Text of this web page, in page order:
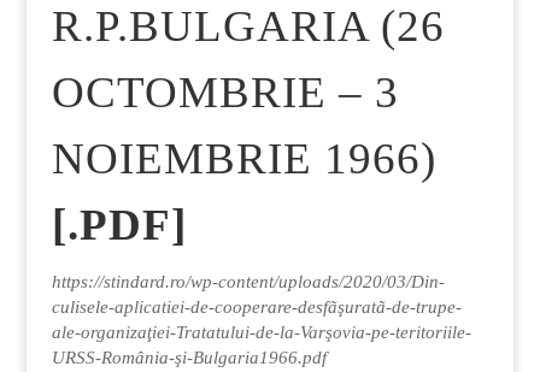
R.P.BULGARIA (26
OCTOMBRIE – 3
NOIEMBRIE 1966)
[.PDF]
https://stindard.ro/wp-content/uploads/2020/03/Din-
culisele-aplicatiei-de-cooperare-desfãşuratã-de-trupe-
ale-organizaţiei-Tratatului-de-la-Varşovia-pe-teritoriile-
URSS-România-şi-Bulgaria1966.pdf